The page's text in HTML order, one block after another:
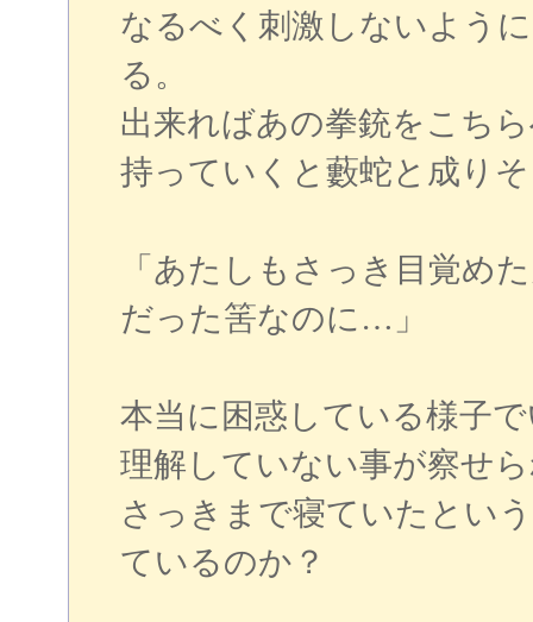
なるべく刺激しないよう
る。
出来ればあの拳銃をこち
持っていくと藪蛇と成り
「あたしもさっき目覚め
だった筈なのに…」
本当に困惑している様子
理解していない事が察せ
さっきまで寝ていたとい
ているのか？